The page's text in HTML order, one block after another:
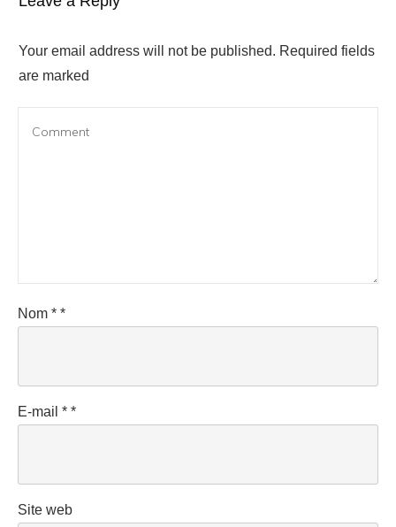
Your email address will not be published. Required fields
are marked
Nom * *
E-mail * *
Site web